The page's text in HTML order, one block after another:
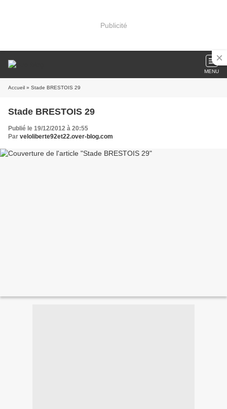
Publicité
MENU
Accueil » Stade BRESTOIS 29
Stade BRESTOIS 29
Publié le 19/12/2012 à 20:55
Par veloliberte92et22.over-blog.com